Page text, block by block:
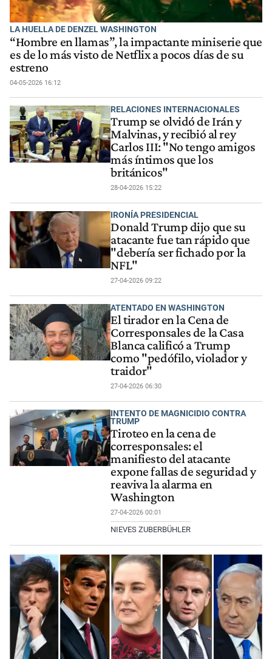
LA HUELLA DE DENZEL WASHINGTON
“Hombre en llamas”, la impactante miniserie que
es de lo más visto de Netflix a pocos días de su
estreno
04-05-2026 16:12
RELACIONES INTERNACIONALES
Trump se olvidó de Irán y
Malvinas, y recibió al rey
Carlos III: "No tengo amigos
más íntimos que los
británicos"
28-04-2026 15:22
IRONÍA PRESIDENCIAL
Donald Trump dijo que su
atacante fue tan rápido que
"debería ser fichado por la
NFL"
27-04-2026 09:22
ATENTADO EN WASHINGTON
El tirador en la Cena de
Corresponsales de la Casa
Blanca calificó a Trump
como "pedófilo, violador y
traidor"
27-04-2026 06:30
INTENTO DE MAGNICIDIO CONTRA
TRUMP
Tiroteo en la cena de
corresponsales: el
manifiesto del atacante
expone fallas de seguridad y
reaviva la alarma en
Washington
27-04-2026 00:01
NIEVES ZUBERBÜHLER